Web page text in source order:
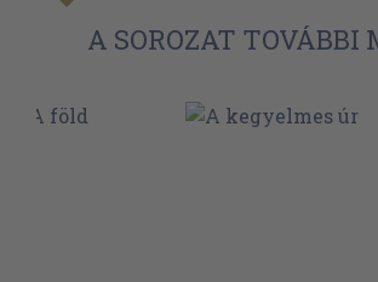
A SOROZAT TOVÁBBI